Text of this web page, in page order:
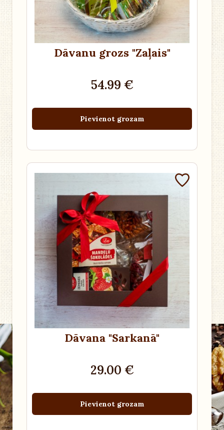
Dāvanu grozs "Zaļais"
54.99 €
Pievienot grozam
Dāvana "Sarkanā"
29.00 €
Pievienot grozam